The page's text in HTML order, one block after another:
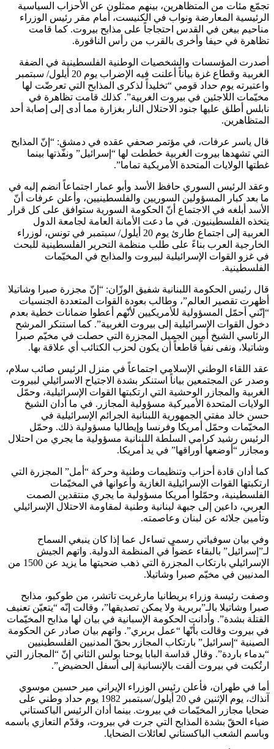
تجمّع مئات من المتظاهرين، بينهم ممثلون عن الأحزاب السياسية
الرئيسية المعارضة ونواب في الكنيست، أمام مقر رئيس الوزراء
مناحيم بيغن في القدس احتجاجاً على مذابح بيروت. كما قامت
تظاهرة في حيفا وأخرى بالقرب من رأس الناقورة.
أصدرت المؤسسات والشخصيات الوطنية الفلسطينية في الضفة
الغربية وقطاع غزة بياناً أعلنت فيه الإضراب يوم 20 أيلول/ سبتمبر
واعتبرته يوم حداد قومي “تخليداً لذكرى المذابح التي تعرضّت لها
مخيّمات اللاجئين في بيروت الغربية”. كذلك قامت تظاهرة في
نابلس أطلق عليها جنود الاحتلال النار بغزارة مما أدى إلى إصابة أحد
المتظاهرين.
قال ياسر عرفات، في مؤتمر صحفي عقده في دمشق: “إنّ المذابح
التي تشهدها بيروت الغربية خططت لها “إسرائيل” ونفّذتها بينما
غطتها الولايات المتحدة الأمريكية تماما”.
وعقد الرئيس السوري حافظ الأسد وأبو عمار اجتماعاً انضم إليه في
ما بعد كبار المسؤولين السوريين والفلسطينيين، وأعلن عرفات أنّ
الأسد أبلغه في الاجتماع أنّ الحكومة السورية ستوافق على كل قرار
يتخذه الفلسطينيون. في ما دعت الأمانة العامة لجامعة الدول
العربية إلى اجتماع طارئ يوم 20 أيلول/ سبتمبر في تونس، لوزراء
الخارجية العرب بناءً على طلب منظمة التحرير الفلسطينية للبحث
في غزو القوات الإسرائيلية لبيروت والمذابح في المخيّمات
الفلسطينية.
قال رئيس الحكومة اللبنانية شفيق الوزّان: “إنّ مجزرة صبرا وشاتيلا
أظهرت تقصير العالم”، وطالب بعودة القوات المتعددة الجنسيات
“إنّني أحمّل المسؤولية للأمريكيين لأنّهم أعطوا ضمانات خطية بعدم
دخول القوات الإسرائيلية إلى بيروت الغربية”. كما استنكر المرشح
الرئاسي الشيخ أمين الجميل المجزرة التي حصلت في مخيّم صبرا
وشاتيلا، ونفى نفياً قاطعاً أن يكون لحزب الكتائب أي علاقة بها.
عقد اللقاء الوطني الإسلامي اجتماعاً في منزل الرئيس صائب سلام،
وصدر عن المجتمعين بياناً استنكر بشدة الاجتياح الاسرائيلي لبيروت
الغربية والمجازر الوحشية التي ارتكبتها القوات الإسرائيلية، وحمّل
الولايات المتحدة الأميركية مسؤولية المجازر. في ما أدان الشيخ
حسن خالد مفتي الجمهورية اللبنانية الجرائم الإسرائيلية في
المخيّمات وحمّل أمريكا وفرنسا وإيطاليا مسؤولية ذلك. وحمّل
الرئيس رشيد كرامي السلطة اللبنانية مسؤولية ما يجري من احتلال
ومجازر “أوضعها أوراقها” في يد أمريكا.
كما أدان قادة أحزاب وتنظيمات وطنية وحركة “أمل” المجزرة التي
ارتكبتها القوات الإسرائيلية الغازية وأعوانها في المخيّمات
الفلسطينية، وحمّلوا أمريكا مسؤولية ما يجري منتقدين الصمت
العربي، داعين إلى جبهة لبنانية وطنية لمقاومة الاحتلال الإسرائيلي
وتأمين جلائه عن لبنان وعاصمته.
وفي بيان سوفياتي رسمي تساءل عما إذا كان ينبغي السماح
لـ”إسرائيل” بالبقاء عضواً في المنظمة الدولية. واتهم الجيش
الإسرائيلي بارتكاب المجزرة التي ذهب ضحيتها ما يزيد عن 1500 من
المدنيين في مخيّم صبرا وشاتيلا.
وصفت رئيسة وزراء بريطانيا مارغريت تاتشر، من طوكيو، مذابح
صبرا وشاتيلا بالـ”بربرية ولا يمكن تصديقها”، وقالت إنّه “يتعيّن تعنيف
القتلة بشدة”. وأدانت الحكومة الإسبانية في بيان لها مذابح المخيّمات
في بيروت وقالت بأنّها “عمل بربري”. واتهم بيان صادر عن الحكومة
الصينية “إسرائيل” بارتكاب المجازر بحقّ المدنيين الفلسطينيين
“بدماء باردة”. وقال قداسة البابا يوحنا بولس الثاني إنّ “المجازر التي
ارتُكبت في بيروت ألقت بالإنسانية إلى أسفل الحضيض”.
أما في طهران، فأعلن رئيس الوزراء الإيراني مير حسين موسوي
آنذاك، يوم الإثنين في 20 أيلول/سبتمبر 1982 يوم حداد وطني على
ضحايا مجازر المخيّمات في بيروت. بينما أدان الرئيس الباكستاني
ضياء الحقّ بشدة المذابح التي جرت في بيروت، وقدّم التعازي باسمه
وباسم الشعب الباكستاني لعائلات الضحايا.